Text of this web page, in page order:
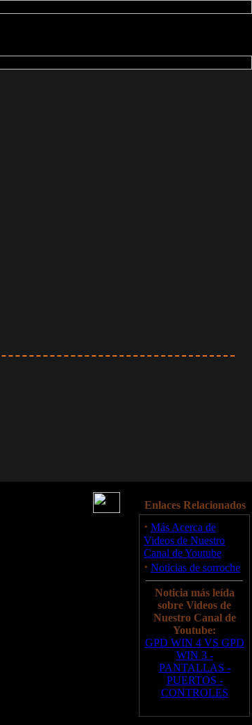
Enlaces Relacionados
· Más Acerca de
Videos de Nuestro
Canal de Youtube
· Noticias de sorroche
Noticia más leída
sobre Videos de
Nuestro Canal de
Youtube:
GPD WIN 4 VS GPD
WIN 3 -
PANTALLAS -
PUERTOS -
CONTROLES